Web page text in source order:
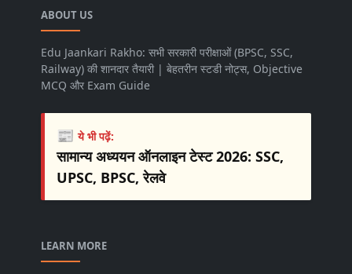
ABOUT US
Edu Jaankari Rakho: सभी सरकारी परीक्षाओं (BPSC, SSC,
Railway) की शानदार तैयारी | बेहतरीन स्टडी नोट्स, Objective
MCQ और Exam Guide
📰ये भी पढ़ें:
सामान्य अध्ययन ऑनलाइन टेस्ट 2026: SSC,
UPSC, BPSC, रेलवे
LEARN MORE